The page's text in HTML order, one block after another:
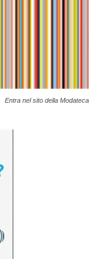
Entra nel sito della Modateca